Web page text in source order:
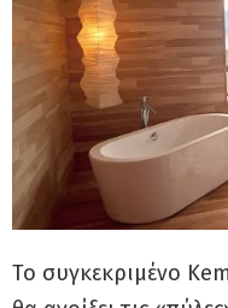
Το συγκεκριμένο